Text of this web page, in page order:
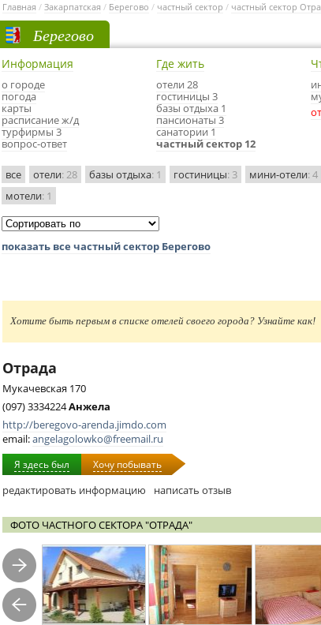
Главная / Закарпатская / Берегово / частный сектор / частный сектор
Берегово
Информация
о городе
погода
карты
расписание ж/д
турфирмы 3
вопрос-ответ
Где жить
отели 28
гостиницы 3
базы отдыха 1
пансионаты 3
санатории 1
частный сектор 12
все отели: 28 базы отдыха: 1 гостиницы: 3 мини-отели: 4
мотели: 1
показать все частный сектор Берегово
Хотите быть первым в списке отелей своего города? Узнайте как!
Отрада
Мукачевская 170
(097) 3334224Анжела
http://beregovo-arenda.jimdo.com
email:angelagolowko@freemail.ru
Я здесь был Хочу побывать
редактировать информацию написать отзыв
ФОТО ЧАСТНОГО СЕКТОРА "ОТРАДА"